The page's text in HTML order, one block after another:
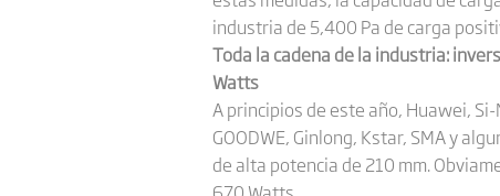
industria de 5,400 Pa de carga
Toda la cadena de la industria:
Watts
A principios de este año, Huawei,
GOODWE, Ginlong, Kstar, SMA y
de alta potencia de 210 mm.